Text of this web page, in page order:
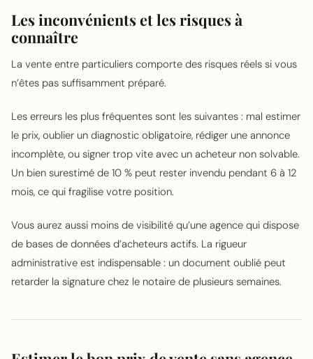
Les inconvénients et les risques à
connaître
La vente entre particuliers comporte des risques réels si vous
n’êtes pas suffisamment préparé.
Les erreurs les plus fréquentes sont les suivantes : mal estimer
le prix, oublier un diagnostic obligatoire, rédiger une annonce
incomplète, ou signer trop vite avec un acheteur non solvable.
Un bien surestimé de 10 % peut rester invendu pendant 6 à 12
mois, ce qui fragilise votre position.
Vous aurez aussi moins de visibilité qu’une agence qui dispose
de bases de données d’acheteurs actifs. La rigueur
administrative est indispensable : un document oublié peut
retarder la signature chez le notaire de plusieurs semaines.